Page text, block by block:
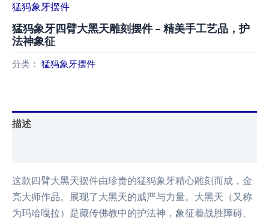
猛犸象牙摆件
猛犸象牙四臂大黑天雕刻摆件 – 精美手工艺品，护
法神象征
分类： 猛犸象牙摆件
描述
这款四臂大黑天摆件由珍贵的猛犸象牙精心雕刻而成，金
亮大师作品。展现了大黑天的威严与力量。大黑天（又称
为玛哈嘎拉）是藏传佛教中的护法神，象征着战胜障碍、